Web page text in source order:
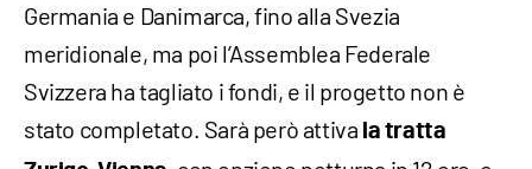
Germania e Danimarca, fino alla Svezia
meridionale, ma poi l’Assemblea Federale
Svizzera ha tagliato i fondi, e il progetto non è
stato completato. Sarà però attiva la tratta